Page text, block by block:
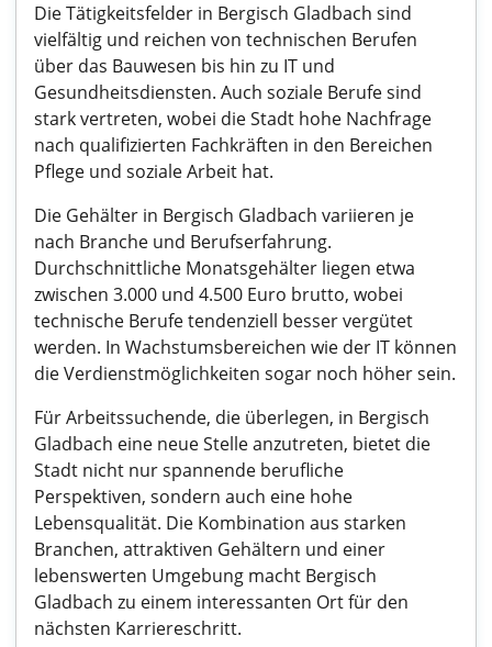
Die Tätigkeitsfelder in Bergisch Gladbach sind
vielfältig und reichen von technischen Berufen
über das Bauwesen bis hin zu IT und
Gesundheitsdiensten. Auch soziale Berufe sind
stark vertreten, wobei die Stadt hohe Nachfrage
nach qualifizierten Fachkräften in den Bereichen
Pflege und soziale Arbeit hat.
Die Gehälter in Bergisch Gladbach variieren je
nach Branche und Berufserfahrung.
Durchschnittliche Monatsgehälter liegen etwa
zwischen 3.000 und 4.500 Euro brutto, wobei
technische Berufe tendenziell besser vergütet
werden. In Wachstumsbereichen wie der IT können
die Verdienstmöglichkeiten sogar noch höher sein.
Für Arbeitssuchende, die überlegen, in Bergisch
Gladbach eine neue Stelle anzutreten, bietet die
Stadt nicht nur spannende berufliche
Perspektiven, sondern auch eine hohe
Lebensqualität. Die Kombination aus starken
Branchen, attraktiven Gehältern und einer
lebenswerten Umgebung macht Bergisch
Gladbach zu einem interessanten Ort für den
nächsten Karriereschritt.